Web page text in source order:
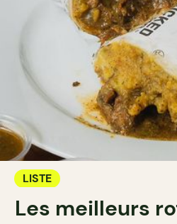
LISTE
Les meilleurs